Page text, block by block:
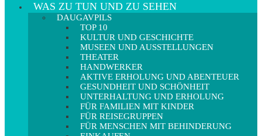
WAS ZU TUN UND ZU SEHEN
DAUGAVPILS
TOP 10
KULTUR UND GESCHICHTE
MUSEEN UND AUSSTELLUNGEN
THEATER
HANDWERKER
AKTIVE ERHOLUNG UND ABENTEUER
GESUNDHEIT UND SCHÖNHEIT
UNTERHALTUNG UND ERHOLUNG
FÜR FAMILIEN MIT KINDER
FÜR REISEGRUPPEN
FÜR MENSCHEN MIT BEHINDERUNG